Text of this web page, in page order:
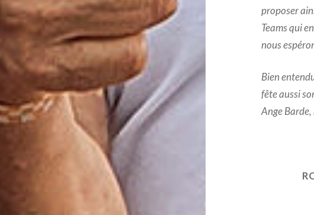
proposer
Teams qui
nous
Bien
fête aussi
Ange